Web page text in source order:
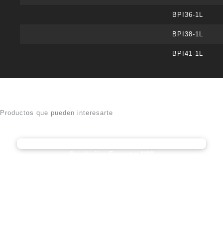
BPI36-1L
BPI38-1L
BPI41-1L
Productos que pueden interesarte